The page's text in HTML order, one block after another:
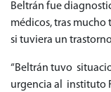
Beltrán fue
médicos, tras
si tuviera un
“Beltrán tuvo
urgencia al instituto